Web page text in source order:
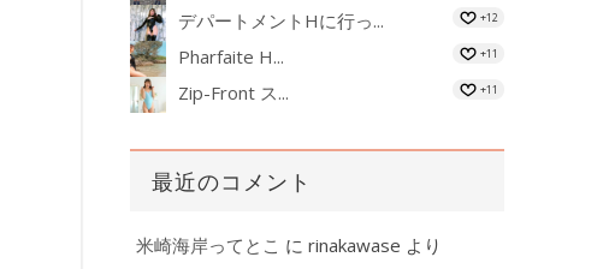
デパートメントHに行っ... +12
Pharfaite H... +11
Zip-Front ス... +11
最近のコメント
米崎海岸ってとこ に rinakawase より